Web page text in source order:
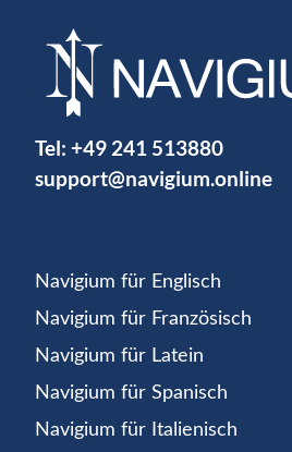
Tel: +49 241 513880
support@navigium.online
Navigium für Englisch
Navigium für Französisch
Navigium für Latein
Navigium für Spanisch
Navigium für Italienisch